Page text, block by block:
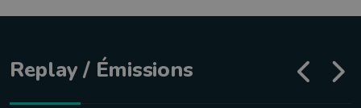
Replay / Émissions